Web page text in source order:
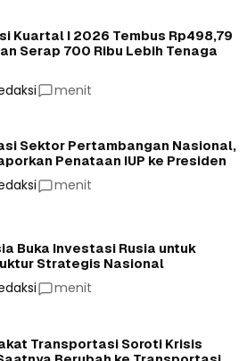
Kuartal I 2026 Tembus Rp498,79
Serap 700 Ribu Lebih Tenaga
menit
Sektor Pertambangan Nasional,
Penataan IUP ke Presiden
menit
Buka Investasi Rusia untuk
Strategis Nasional
menit
Transportasi Soroti Krisis